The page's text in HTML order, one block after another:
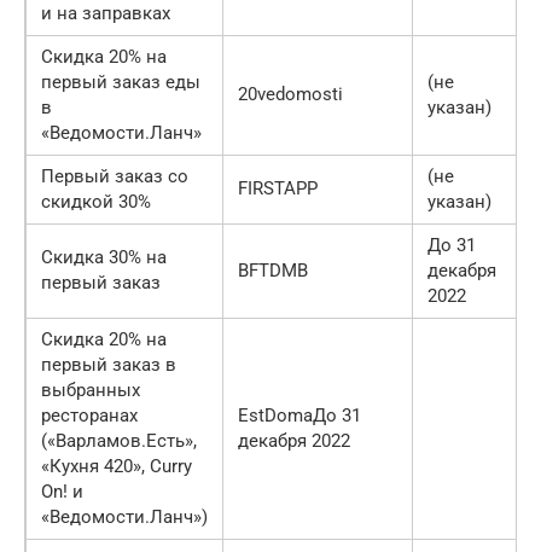
и на заправках
Скидка 20% на
первый заказ еды
в
«Ведомости.Ланч»
20vedomosti
(не
указан)
Первый заказ со
скидкой 30%
FIRSTAPP
(не
указан)
Скидка 30% на
первый заказ
BFTDMB
До 31
декабря
2022
Скидка 20% на
первый заказ в
выбранных
ресторанах
(«Варламов.Есть»,
«Кухня 420», Curry
On! и
«Ведомости.Ланч»)
EstDomaДо 31
декабря 2022